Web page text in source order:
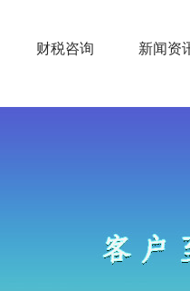
财税咨询 新闻资